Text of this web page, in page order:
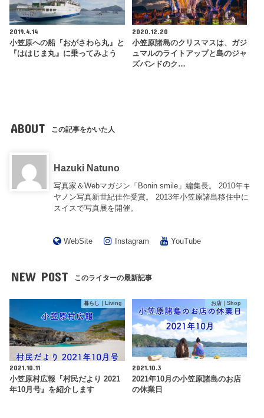
2019.4.14
小笠原への船『おがさわら丸』と
『ははじま丸』に乗ってみよう
2020.12.20
小笠原諸島のクリスマスは、ガジ
ュマルのライトアップと島のジャ
ズバンドのク…
ABOUT この記事をかいた人
Hazuki Natuno
写真家＆Webマガジン「Bonin smile」編集長。 2010年キ
ヤノン写真新世紀佳作受賞。 2013年小笠原諸島移住中に
スイスで写真展を開催。
WebSite Instagram YouTube
NEW POST このライターの最新記事
暮らし｜Living
2021.10.11
小笠原村広報『村民だより 2021
年10月号』を紹介します
お店｜Shop
2021.10.3
2021年10月の小笠原諸島のお店
の休業日